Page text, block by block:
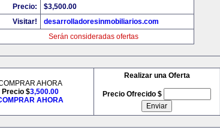
Precio:
$3,500.00
Visitar!
desarrolladoresinmobiliarios.com
Serán consideradas ofertas
AHORA
Precio $3,500.00
AHORA
Realizar una Oferta
Precio Ofrecido $